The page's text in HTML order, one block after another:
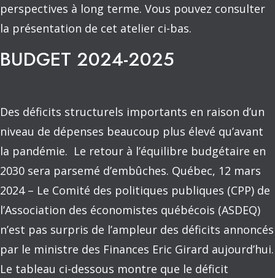
perspectives à long terme. Vous pouvez consulter
la présentation de cet atelier ci-bas.
BUDGET 2024-2025
Des déficits structurels importants en raison d’un
niveau de dépenses beaucoup plus élevé qu’avant
la pandémie. Le retour à l’équilibre budgétaire en
2030 sera parsemé d’embûches. Québec, 12 mars
2024 – Le Comité des politiques publiques (CPP) de
l’Association des économistes québécois (ASDEQ)
n’est pas surpris de l’ampleur des déficits annoncés
par le ministre des Finances Eric Girard aujourd’hui.
Le tableau ci-dessous montre que le déficit